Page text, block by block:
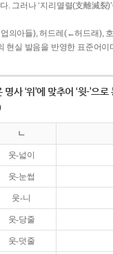
. 그러나 ‘지리멸렬(支離滅裂)’
의아들), 허드레(←허드래),
현실 발음을 반영한 표준어이
명사 ‘위’에 맞추어 ‘윗-’으
ㄴ
웃-넓이
웃-눈썹
웃-니
웃-당줄
웃-덧줄